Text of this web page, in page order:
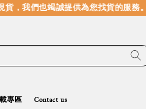
我們也竭誠提供為您找貨的服務。
專區 Contact us